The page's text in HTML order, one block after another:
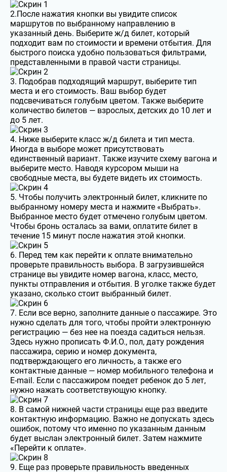
2.После нажатия кнопки вы увидите список
маршрутов по выбранному направлению в
указанный день. Выберите ж/д билет, который
подходит вам по стоимости и времени отбытия. Для
быстрого поиска удобно пользоваться фильтрами,
представленными в правой части страницы.
3. Подобрав подходящий маршрут, выберите тип
места и его стоимость. Ваш выбор будет
подсвечиваться голубым цветом. Также выберите
количество билетов — взрослых, детских до 10 лет и
до 5 лет.
4. Ниже выберите класс ж/д билета и тип места.
Иногда в выборе может присутствовать
единственный вариант. Также изучите схему вагона и
выберите место. Наводя курсором мыши на
свободные места, вы будете видеть их стоимость.
5. Чтобы получить электронный билет, кликните по
выбранному номеру места и нажмите «Выбрать».
Выбранное место будет отмечено голубым цветом.
Чтобы бронь осталась за вами, оплатите билет в
течение 15 минут после нажатия этой кнопки.
6. Перед тем как перейти к оплате внимательно
проверьте правильность выбора. В загрузившейся
странице вы увидите номер вагона, класс, место,
пункты отправления и отбытия. В уголке также будет
указано, сколько стоит выбранный билет.
7. Если все верно, заполните данные о пассажире. Это
нужно сделать для того, чтобы пройти электронную
регистрацию — без нее на поезда садиться нельзя.
Здесь нужно прописать Ф.И.О., пол, дату рождения
пассажира, серию и номер документа,
подтверждающего его личность, а также его
контактные данные — номер мобильного телефона и
E-mail. Если с пассажиром поедет ребенок до 5 лет,
нужно нажать соответствующую кнопку.
8. В самой нижней части страницы еще раз введите
контактную информацию. Важно не допускать здесь
ошибок, потому что именно по указанным данным
будет выслан электронный билет. Затем нажмите
«Перейти к оплате».
9. Еще раз проверьте правильность введенных